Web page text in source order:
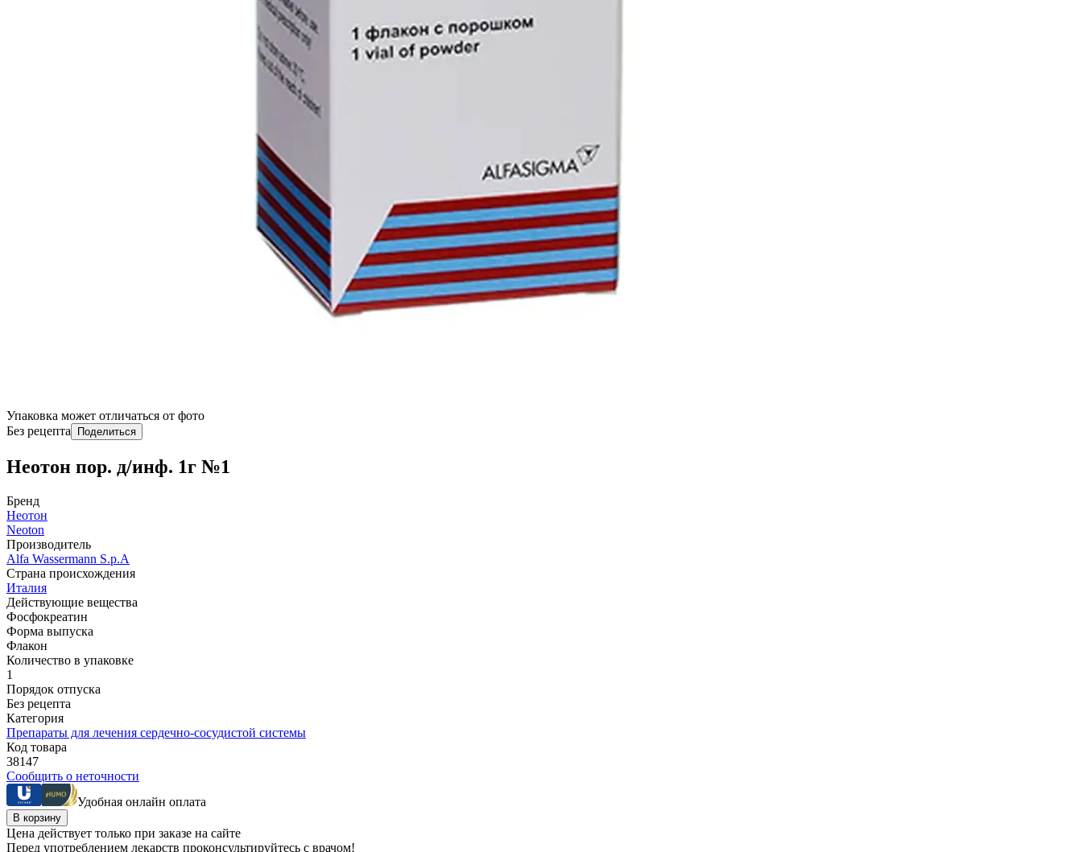
Упаковка может отличаться от фото
Без рецепта
Поделиться
Неотон пор. д/инф. 1г №1
Бренд
Неотон
Neoton
Производитель
Alfa Wassermann S.p.A
Страна происхождения
Италия
Действующие вещества
Фосфокреатин
Форма выпуска
Флакон
Количество в упаковке
1
Порядок отпуска
Без рецепта
Категория
Препараты для лечения сердечно-сосудистой системы
Код товара
38147
Сообщить о неточности
Удобная онлайн оплата
В корзину
Цена действует только при заказе на сайте
Перед употреблением лекарств проконсультируйтесь с врачом!